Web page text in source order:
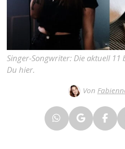
Singer-Songwriter: Die aktuell 11
Du hier.
Von